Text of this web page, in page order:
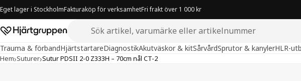
Eget lager i StockholmFakturaköp för verksamhetFri frakt över 1 000 kr
Hjärtgruppen – startsida
Trauma & förbandHjärtstartareDiagnostikAkutväskor & kitSårvårdSprutor & kanylerHLR-
Hem›Suturer›Sutur PDSII 2-0 Z333H – 70cm nål CT-2